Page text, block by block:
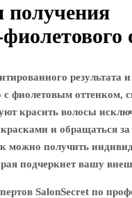
получения
результата
с фиолетовым оттенком,
красить волосы
и обращаться
можно получить
подчеркнет вашу
SalonSecret по